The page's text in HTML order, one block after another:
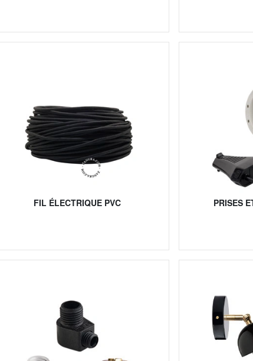
FIL ÉLECTRIQUE PVC PRISES